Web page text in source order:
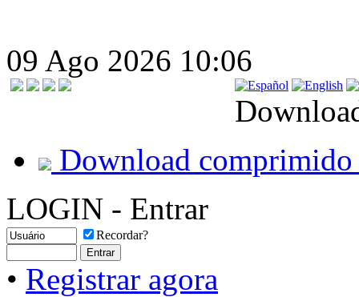
09 Ago 2026 10:06
Download
LOGIN - Entrar
Recordar?
• Registrar agora